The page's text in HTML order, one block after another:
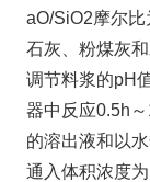
aO/SiO2摩尔
石灰、粉煤灰
调节料浆的pH
器中反应0.5h
的溶出液和以
通入体积浓度